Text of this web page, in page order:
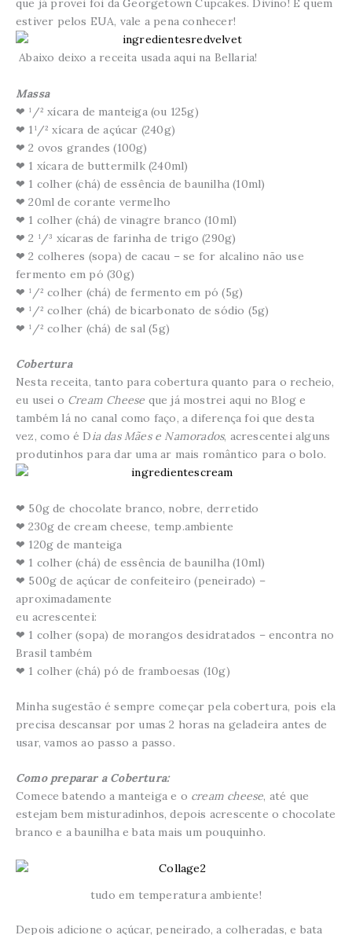
que já provei foi da Georgetown Cupcakes. Divino! E quem
estiver pelos EUA, vale a pena conhecer!
Abaixo deixo a receita usada aqui na Bellaria!
Massa
❤ ¹/² xícara de manteiga (ou 125g)
❤ 1¹/² xícara de açúcar (240g)
❤ 2 ovos grandes (100g)
❤ 1 xícara de buttermilk (240ml)
❤ 1 colher (chá) de essência de baunilha (10ml)
❤ 20ml de corante vermelho
❤ 1 colher (chá) de vinagre branco (10ml)
❤ 2 ¹/³ xícaras de farinha de trigo (290g)
❤ 2 colheres (sopa) de cacau – se for alcalino não use
fermento em pó (30g)
❤ ¹/² colher (chá) de fermento em pó (5g)
❤ ¹/² colher (chá) de bicarbonato de sódio (5g)
❤ ¹/² colher (chá) de sal (5g)
Cobertura
Nesta receita, tanto para cobertura quanto para o recheio,
eu usei o Cream Cheese que já mostrei aqui no Blog e
também lá no canal como faço, a diferença foi que desta
vez, como é Dia das Mães e Namorados, acrescentei alguns
produtinhos para dar uma ar mais romântico para o bolo.
❤ 50g de chocolate branco, nobre, derretido
❤ 230g de cream cheese, temp.ambiente
❤ 120g de manteiga
❤ 1 colher (chá) de essência de baunilha (10ml)
❤ 500g de açúcar de confeiteiro (peneirado) –
aproximadamente
eu acrescentei:
❤ 1 colher (sopa) de morangos desidratados – encontra no
Brasil também
❤ 1 colher (chá) pó de framboesas (10g)
Minha sugestão é sempre começar pela cobertura, pois ela
precisa descansar por umas 2 horas na geladeira antes de
usar, vamos ao passo a passo.
Como preparar a Cobertura:
Comece batendo a manteiga e o cream cheese, até que
estejam bem misturadinhos, depois acrescente o chocolate
branco e a baunilha e bata mais um pouquinho.
tudo em temperatura ambiente!
Depois adicione o açúcar, peneirado, a colheradas, e bata